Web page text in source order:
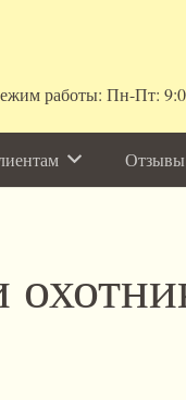
работы: Пн-Пт:
Отзывы